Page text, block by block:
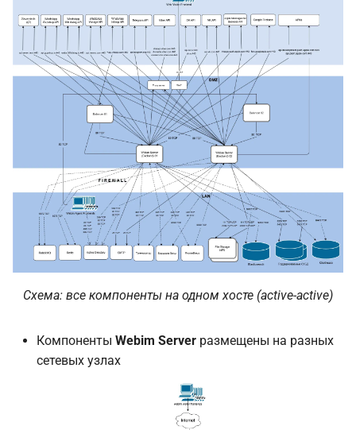
Схема: все компоненты на одном хосте (active-active)
Компоненты Webim Server размещены на разных
сетевых узлах